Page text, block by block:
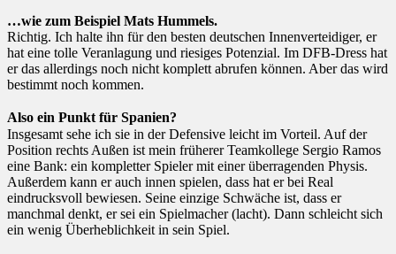
…wie zum Beispiel Mats Hummels.
Richtig. Ich halte ihn für den besten deutschen Innenverteidiger, er
hat eine tolle Veranlagung und riesiges Potenzial. Im DFB-Dress hat
er das allerdings noch nicht komplett abrufen können. Aber das wird
bestimmt noch kommen.
Also ein Punkt für Spanien?
Insgesamt sehe ich sie in der Defensive leicht im Vorteil. Auf der
Position rechts Außen ist mein früherer Teamkollege Sergio Ramos
eine Bank: ein kompletter Spieler mit einer überragenden Physis.
Außerdem kann er auch innen spielen, dass hat er bei Real
eindrucksvoll bewiesen. Seine einzige Schwäche ist, dass er
manchmal denkt, er sei ein Spielmacher (lacht). Dann schleicht sich
ein wenig Überheblichkeit in sein Spiel.